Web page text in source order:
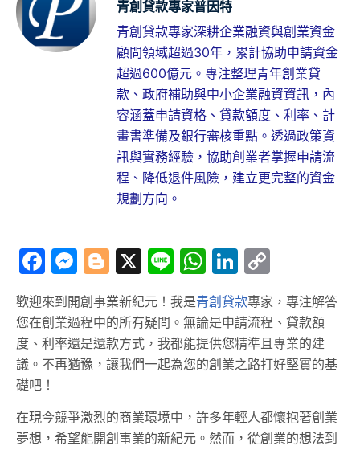
青創貸款專家普因特
青創貸款專家深耕企業融資與創業資金
顧問領域超過30年，累計協助申請資金
超過600億元。專注整理青年創業貸
款、政府補助與中小企業融資資訊，內
容涵蓋申請資格、貸款額度、利率、計
畫書準備及銀行審核重點。透過政策資
訊與實務經驗，協助創業者掌握申請流
程、降低退件風險，建立更完整的資金
規劃方向。
Facebook
Messenger
Blogger
X LineWhatsApp
LinkedIn
歡迎來到開創事業新紀元！我是青創貸款專家，專注解答
您在創業過程中的所有疑問。無論是申請流程、貸款額
度、利率還是還款方式，我都能提供您精準且專業的建
議。不再猶豫，讓我們一起為您的創業之路打好堅實的基
礎吧！
在現今競爭激烈的商業環境中，許多年輕人都懷抱著創業
夢想，希望能開創事業的新紀元。然而，從創業的想法到